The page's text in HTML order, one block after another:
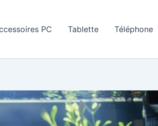
PC Tablette Téléphone